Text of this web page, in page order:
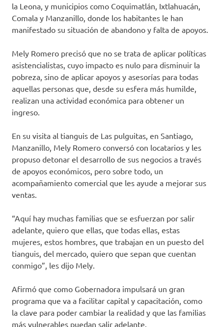
la Leona, y municipios como Coquimatlán, Ixtlahuacán,
Comala y Manzanillo, donde los habitantes le han
manifestado su situación de abandono y falta de apoyos.
Mely Romero precisó que no se trata de aplicar políticas
asistencialistas, cuyo impacto es nulo para disminuir la
pobreza, sino de aplicar apoyos y asesorías para todas
aquellas personas que, desde su esfera más humilde,
realizan una actividad económica para obtener un
ingreso.
En su visita al tianguis de Las pulguitas, en Santiago,
Manzanillo, Mely Romero conversó con locatarios y les
propuso detonar el desarrollo de sus negocios a través
de apoyos económicos, pero sobre todo, un
acompañamiento comercial que les ayude a mejorar sus
ventas.
“Aquí hay muchas familias que se esfuerzan por salir
adelante, quiero que ellas, que todas ellas, estas
mujeres, estos hombres, que trabajan en un puesto del
tianguis, del mercado, quiero que sepan que cuentan
conmigo”, les dijo Mely.
Afirmó que como Gobernadora impulsará un gran
programa que va a facilitar capital y capacitación, como
la clave para poder cambiar la realidad y que las familias
más vulnerables puedan salir adelante.